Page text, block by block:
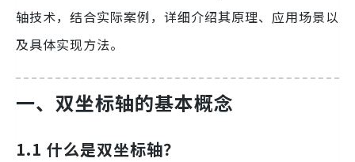
轴技术，结合实际案例，详细介绍其原理、应用场景以
及具体实现方法。
一、双坐标轴的基本概念
1.1 什么是双坐标轴？